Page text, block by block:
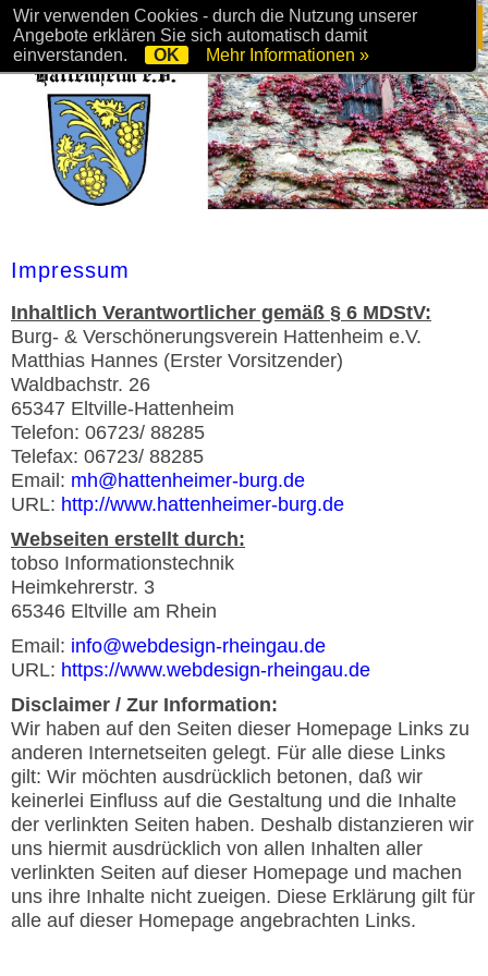
Impressum
Inhaltlich Verantwortlicher gemäß § 6 MDStV:
Burg- & Verschönerungsverein Hattenheim e.V.
Matthias Hannes (Erster Vorsitzender)
Waldbachstr. 26
65347 Eltville-Hattenheim
Telefon: 06723/ 88285
Telefax: 06723/ 88285
Email: mh@hattenheimer-burg.de
URL: http://www.hattenheimer-burg.de
Webseiten erstellt durch:
tobso Informationstechnik
Heimkehrerstr. 3
65346 Eltville am Rhein
Email: info@webdesign-rheingau.de
URL: https://www.webdesign-rheingau.de
Disclaimer / Zur Information:
Wir haben auf den Seiten dieser Homepage Links zu
anderen Internetseiten gelegt. Für alle diese Links
gilt: Wir möchten ausdrücklich betonen, daß wir
keinerlei Einfluss auf die Gestaltung und die Inhalte
der verlinkten Seiten haben. Deshalb distanzieren wir
uns hiermit ausdrücklich von allen Inhalten aller
verlinkten Seiten auf dieser Homepage und machen
uns ihre Inhalte nicht zueigen. Diese Erklärung gilt für
alle auf dieser Homepage angebrachten Links.
Wir verwenden Cookies - durch die Nutzung unserer
Angebote erklären Sie sich automatisch damit
einverstanden.
OK Mehr Informationen »